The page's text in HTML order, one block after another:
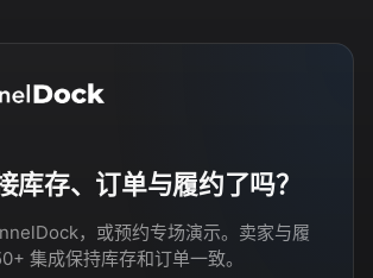
库存、订单与履约了吗？
，或预约专场演示。卖家与履
集成保持库存和订单一致。